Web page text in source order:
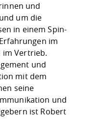
und
um die
in einem Spin-
im
im Vertrieb.
und
mit dem
seine
und
ist Robert